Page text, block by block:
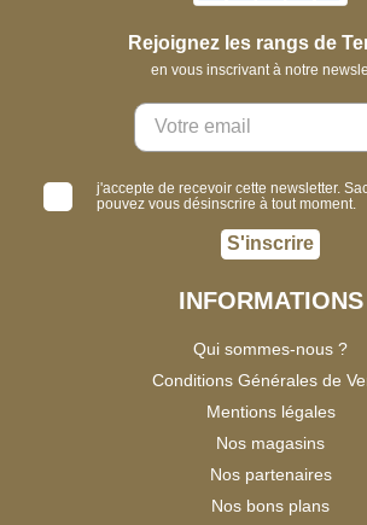
Rejoignez les rangs de
en vous inscrivant à notre
j'accepte de recevoir cette newsletter.
pouvez vous désinscrire à tout moment.
S'inscrire
INFORMATIONS
Qui sommes-nous ?
Conditions Générales de
Mentions légales
Nos magasins
Nos partenaires
Nos bons plans